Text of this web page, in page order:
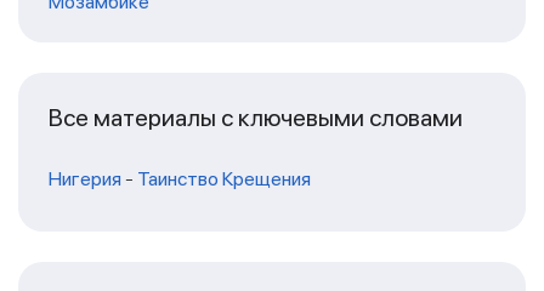
Все материалы с ключевыми словами
Нигерия - Таинство Крещения